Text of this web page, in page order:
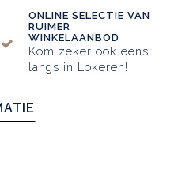
ONLINE SELECTIE VAN
RUIMER
WINKELAANBOD
Kom zeker ook eens
langs in Lokeren!